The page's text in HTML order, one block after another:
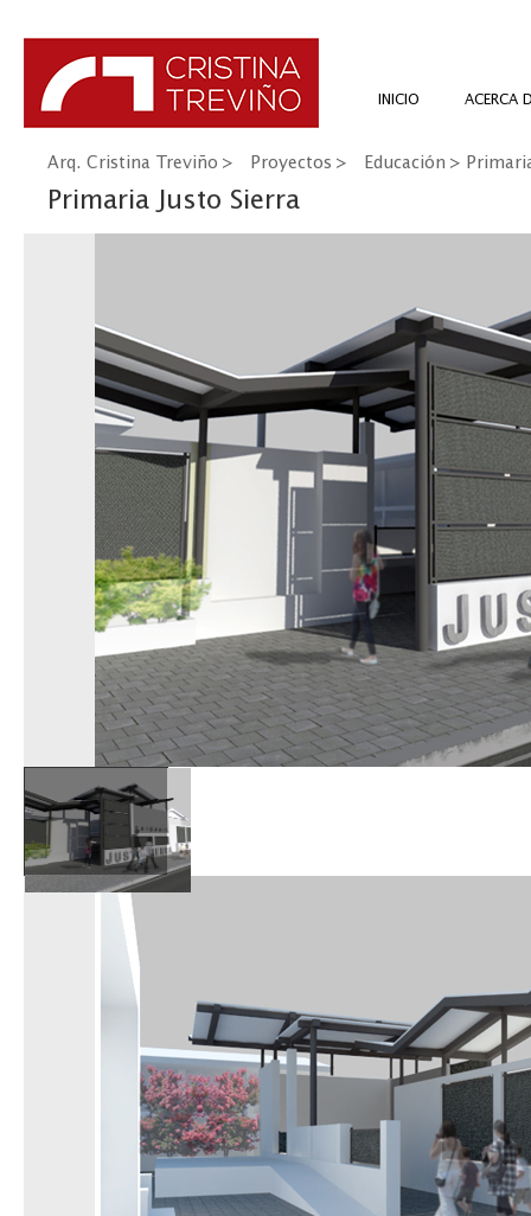
INICIO ACERCA
Arq. Cristina Treviño > Proyectos > Educación >
Primaria Justo Sierra